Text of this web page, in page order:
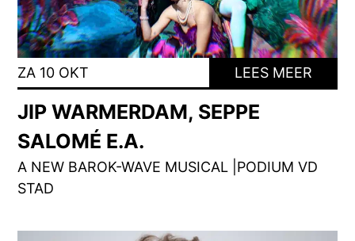
ZA 10 OKT LEES MEER
JIP WARMERDAM, SEPPE
SALOMÉ E.A.
A NEW BAROK-WAVE MUSICAL |PODIUM VD
STAD